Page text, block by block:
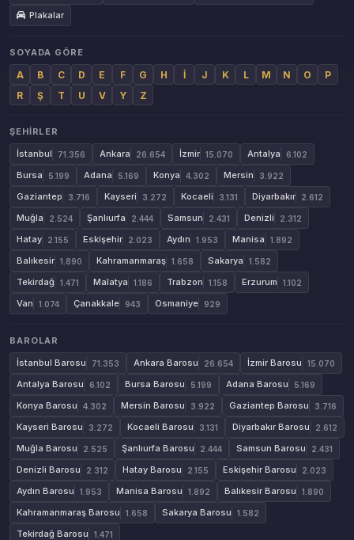
Plakalar
SOYADA GÖRE
A B C D E F G H İ J K L M N O
P
R
Ş T U V Y Z
ŞEHIRLER
İstanbul
71.356 Ankara 26.654 İzmir 15.070 Antalya 6.102
Bursa 5.199 Adana 5.169 Konya 4.302 Mersin 3.922
Gaziantep 3.716 Kayseri 3.272 Kocaeli 3.131 Diyarbakır 2.612
Muğla 2.524 Şanlıurfa 2.444 Samsun 2.431 Denizli 2.312
Hatay 2.155 Eskişehir 2.023 Aydın 1.953 Manisa 1.892
Balıkesir 1.890 Kahramanmaraş 1.658 Sakarya 1.582
Tekirdağ 1.471 Malatya 1.186 Trabzon 1.158 Erzurum 1.102
Van 1.074 Çanakkale 943 Osmaniye 929
BAROLAR
İstanbul Barosu
71.353 Ankara Barosu 26.654 İzmir Barosu 15.070
Antalya Barosu 6.102 Bursa Barosu 5.199 Adana Barosu 5.169
Konya Barosu 4.302 Mersin Barosu 3.922 Gaziantep Barosu 3.716
Kayseri Barosu 3.272 Kocaeli Barosu 3.131 Diyarbakır Barosu 2.612
Muğla Barosu 2.525 Şanlıurfa Barosu 2.444 Samsun Barosu 2.431
Denizli Barosu 2.312 Hatay Barosu 2.155 Eskişehir Barosu 2.023
Aydın Barosu 1.953 Manisa Barosu 1.892 Balıkesir Barosu 1.890
Kahramanmaraş Barosu 1.658 Sakarya Barosu 1.582
Tekirdağ Barosu 1.471